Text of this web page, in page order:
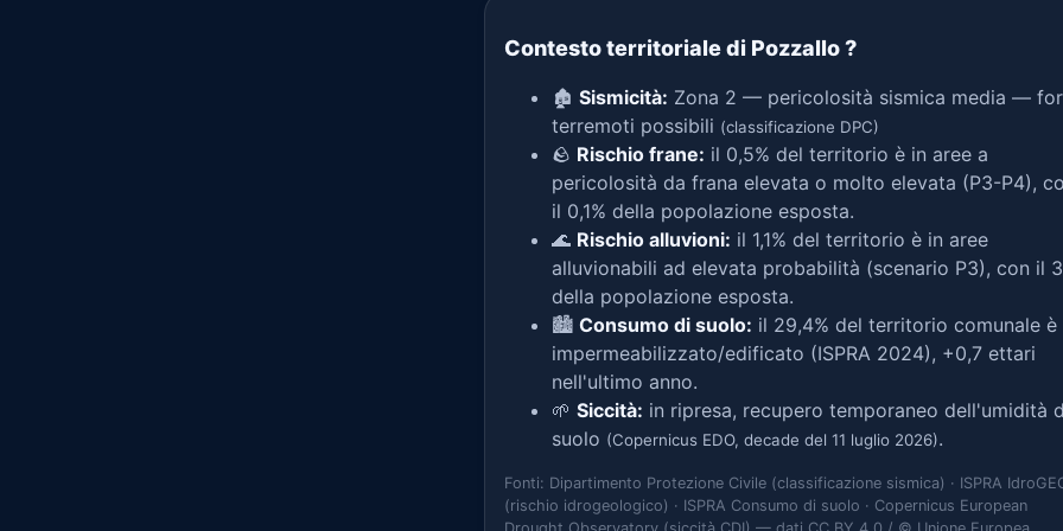
Contesto territoriale di Pozzallo?
🏚️ Sismicità: Zona 2 — pericolosità sismica media —
terremoti possibili (classificazione DPC)
🪨 Rischio frane: il 0,5% del territorio è in aree a
pericolosità da frana elevata o molto elevata (P3-P4),
il 0,1% della popolazione esposta.
🌊 Rischio alluvioni: il 1,1% del territorio è in aree
alluvionabili ad elevata probabilità (scenario P3), con il
della popolazione esposta.
🏙️ Consumo di suolo: il 29,4% del territorio comunale è
impermeabilizzato/edificato (ISPRA 2024), +0,7 ettari
nell'ultimo anno.
🌱 Siccità: in ripresa, recupero temporaneo dell'umidità
suolo (Copernicus EDO, decade del 11 luglio 2026).
Fonti: Dipartimento Protezione Civile (classificazione sismica) · ISPRA
(rischio idrogeologico) · ISPRA Consumo di suolo · Copernicus European